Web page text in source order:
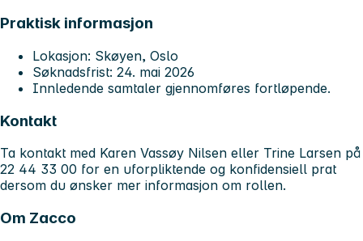
Praktisk informasjon
Lokasjon: Skøyen, Oslo
Søknadsfrist: 24. mai 2026
Innledende samtaler gjennomføres fortløpende.
Kontakt
Ta kontakt med Karen Vassøy Nilsen eller Trine Larsen på
22 44 33 00 for en uforpliktende og konfidensiell prat
dersom du ønsker mer informasjon om rollen.
Om Zacco